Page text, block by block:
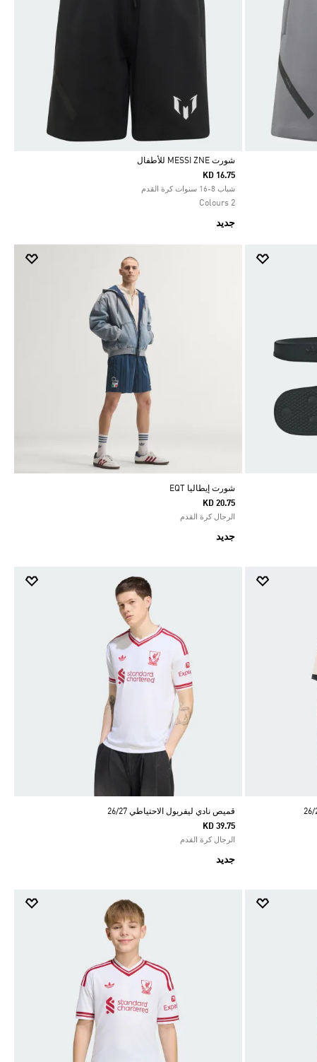
Selected
شورت MESSI ZNE للأطفال
KD 16.75
شباب 8-16 سنوات كرة القدم
2 Colours
جديد
شورت إيطاليا EQT
KD 20.75
الرجال كرة القدم
جديد
قميص نادي ليفربول الاحتياطي 26/27
KD 39.75
الرجال كرة القدم
جديد